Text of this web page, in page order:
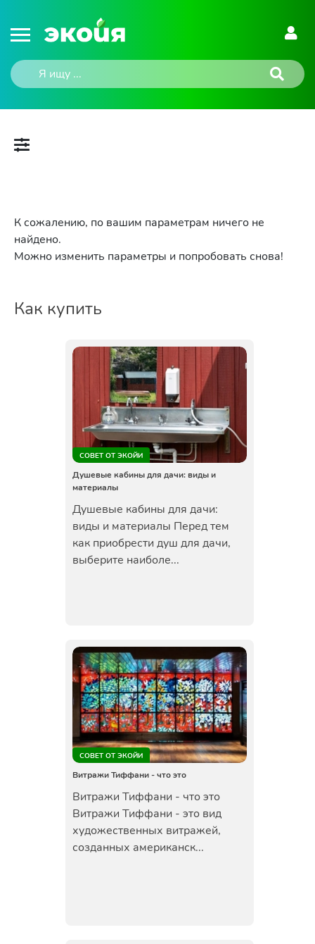
К сожалению, по вашим параметрам ничего не
найдено.
Можно изменить параметры и попробовать снова!
Как купить
СОВЕТ ОТ ЭКОЙИ
Душевые кабины для дачи: виды и
материалы
Душевые кабины для дачи:
виды и материалы Перед тем
как приобрести душ для дачи,
выберите наиболе...
СОВЕТ ОТ ЭКОЙИ
Витражи Тиффани - что это
Витражи Тиффани - что это
Витражи Тиффани - это вид
художественных витражей,
созданных американск...